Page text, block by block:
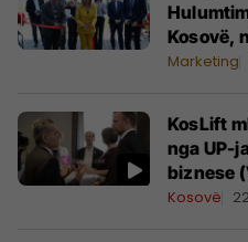
Kosovë,
Koslift
Marketing
KosLift
nga UP-
biznese
Kosovë